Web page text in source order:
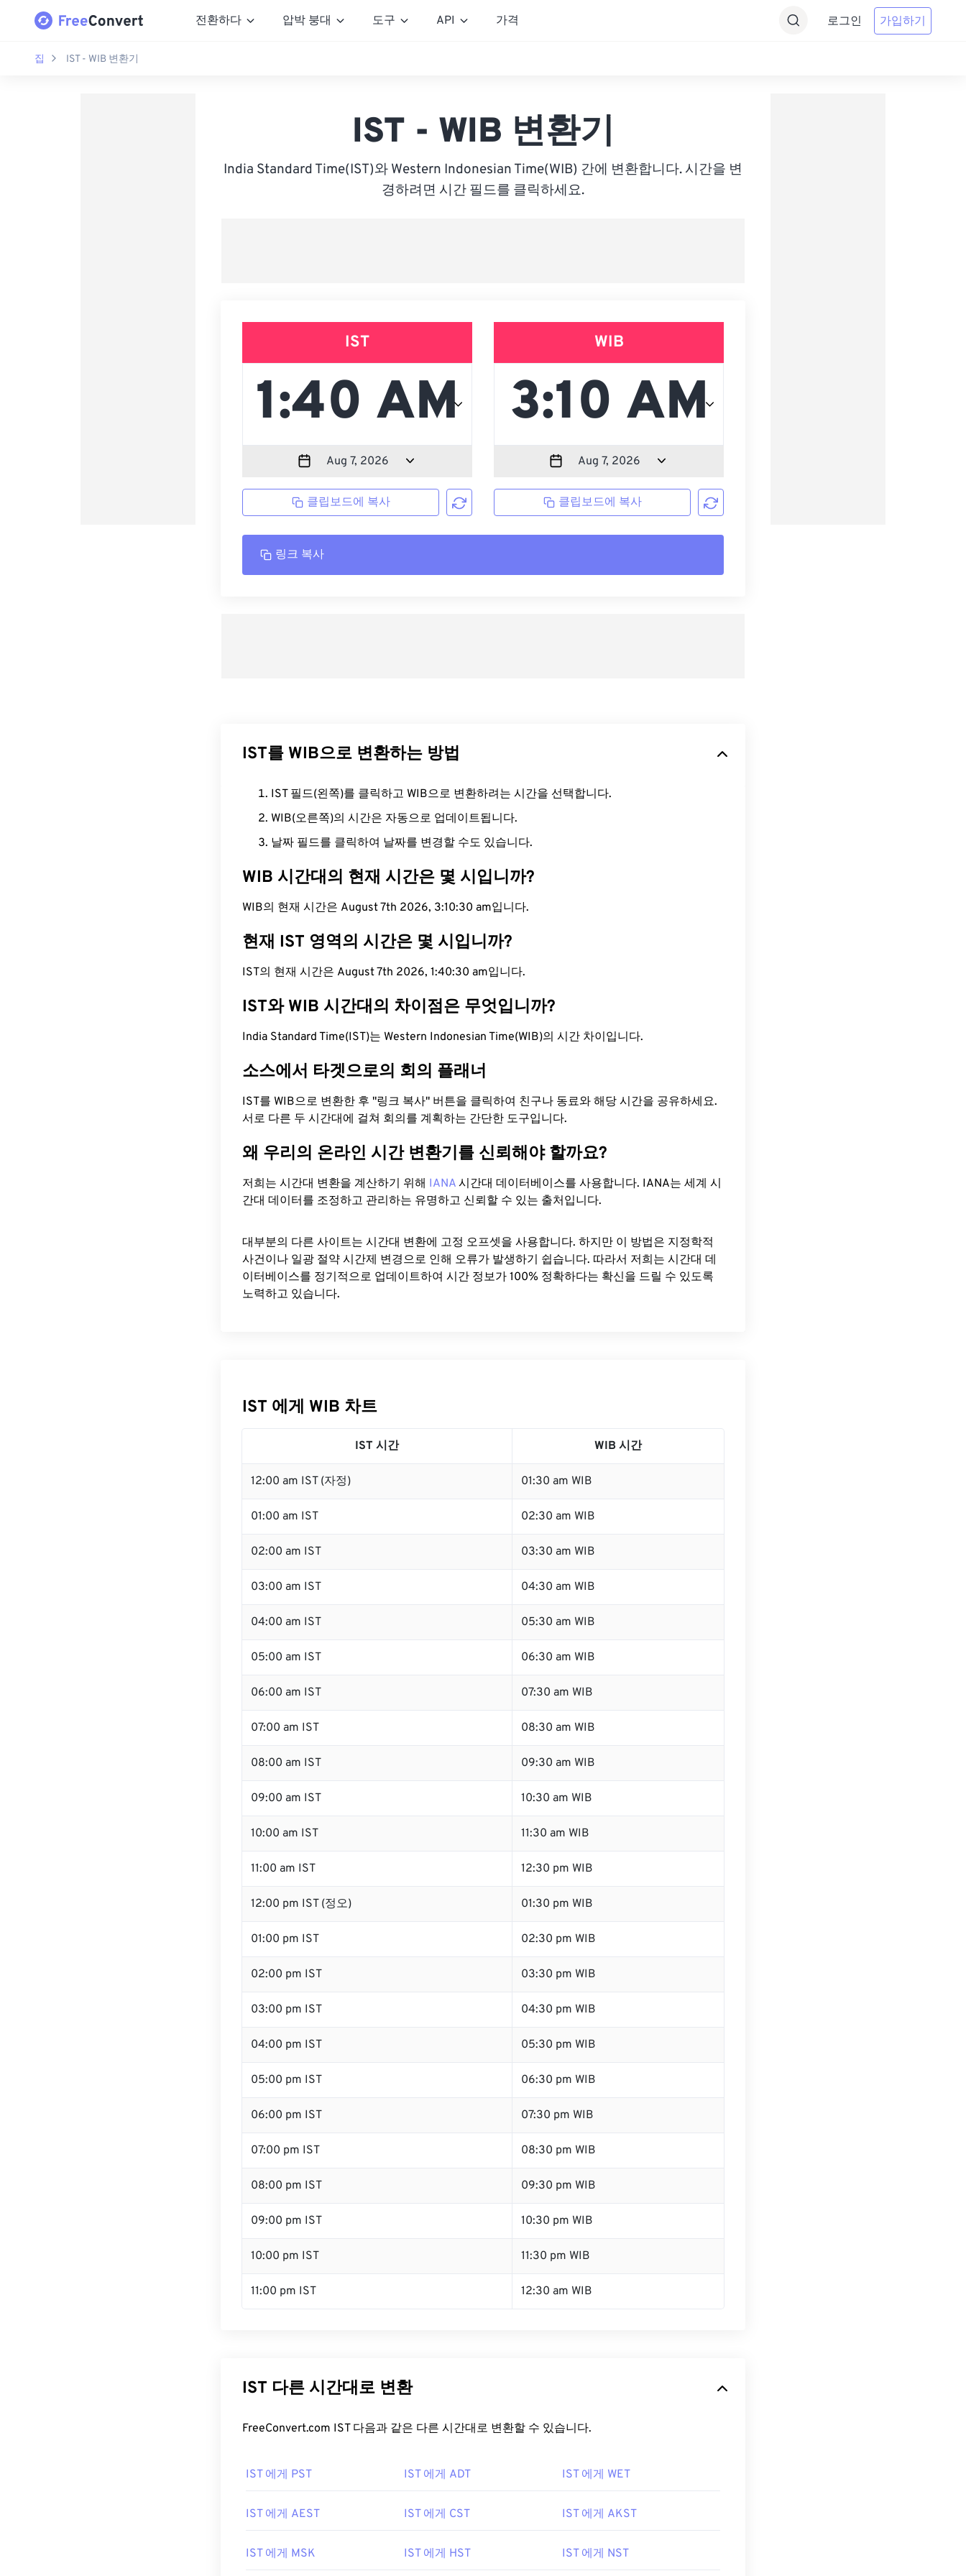
전환하다 압박 붕대 도구 API 가격 로그인 가입하기
집 IST - WIB 변환기
IST - WIB 변환기
India Standard Time(IST)와 Western Indonesian Time(WIB) 간에 변환합니다. 시간을 변
경하려면 시간 필드를 클릭하세요.
IST
클립보드에 복사
WIB
클립보드에 복사
링크 복사
IST를 WIB으로 변환하는 방법
IST 필드(왼쪽)를 클릭하고 WIB으로 변환하려는 시간을 선택합니다.
WIB(오른쪽)의 시간은 자동으로 업데이트됩니다.
날짜 필드를 클릭하여 날짜를 변경할 수도 있습니다.
WIB 시간대의 현재 시간은 몇 시입니까?
WIB의 현재 시간은 August 7th 2026, 3:10:31 am입니다.
현재 IST 영역의 시간은 몇 시입니까?
IST의 현재 시간은 August 7th 2026, 1:40:31 am입니다.
IST와 WIB 시간대의 차이점은 무엇입니까?
India Standard Time(IST)는 Western Indonesian Time(WIB)의 시간 차이입니다.
소스에서 타겟으로의 회의 플래너
IST를 WIB으로 변환한 후 "링크 복사" 버튼을 클릭하여 친구나 동료와 해당 시간을 공유하세요.
서로 다른 두 시간대에 걸쳐 회의를 계획하는 간단한 도구입니다.
왜 우리의 온라인 시간 변환기를 신뢰해야 할까요?
저희는 시간대 변환을 계산하기 위해 IANA 시간대 데이터베이스를 사용합니다. IANA는 세계 시
간대 데이터를 조정하고 관리하는 유명하고 신뢰할 수 있는 출처입니다.
대부분의 다른 사이트는 시간대 변환에 ​​고정 오프셋을 사용합니다. 하지만 이 방법은 지정학적
사건이나 일광 절약 시간제 변경으로 인해 오류가 발생하기 쉽습니다. 따라서 저희는 시간대 데
이터베이스를 정기적으로 업데이트하여 시간 정보가 100% 정확하다는 확신을 드릴 수 있도록
노력하고 있습니다.
IST 에게 WIB 차트
IST 시간 WIB 시간
12:00 am IST (자정) 01:30 am WIB
01:00 am IST 02:30 am WIB
02:00 am IST 03:30 am WIB
03:00 am IST 04:30 am WIB
04:00 am IST 05:30 am WIB
05:00 am IST 06:30 am WIB
06:00 am IST 07:30 am WIB
07:00 am IST 08:30 am WIB
08:00 am IST 09:30 am WIB
09:00 am IST 10:30 am WIB
10:00 am IST 11:30 am WIB
11:00 am IST 12:30 pm WIB
12:00 pm IST (정오) 01:30 pm WIB
01:00 pm IST 02:30 pm WIB
02:00 pm IST 03:30 pm WIB
03:00 pm IST 04:30 pm WIB
04:00 pm IST 05:30 pm WIB
05:00 pm IST 06:30 pm WIB
06:00 pm IST 07:30 pm WIB
07:00 pm IST 08:30 pm WIB
08:00 pm IST 09:30 pm WIB
09:00 pm IST 10:30 pm WIB
10:00 pm IST 11:30 pm WIB
11:00 pm IST 12:30 am WIB
IST 다른 시간대로 변환
FreeConvert.com IST 다음과 같은 다른 시간대로 변환할 수 있습니다.
IST 에게 PST IST 에게 ADT IST 에게 WET
IST 에게 AEST IST 에게 CST IST 에게 AKST
IST 에게 MSK IST 에게 HST IST 에게 NST